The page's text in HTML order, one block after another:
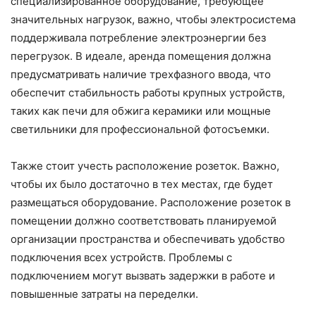
значительных нагрузок, важно, чтобы электросистема
поддерживала потребление электроэнергии без
перегрузок. В идеале, аренда помещения должна
предусматривать наличие трехфазного ввода, что
обеспечит стабильность работы крупных устройств,
таких как печи для обжига керамики или мощные
светильники для профессиональной фотосъемки.
Также стоит учесть расположение розеток. Важно,
чтобы их было достаточно в тех местах, где будет
размещаться оборудование. Расположение розеток в
помещении должно соответствовать планируемой
организации пространства и обеспечивать удобство
подключения всех устройств. Проблемы с
подключением могут вызвать задержки в работе и
повышенные затраты на переделки.